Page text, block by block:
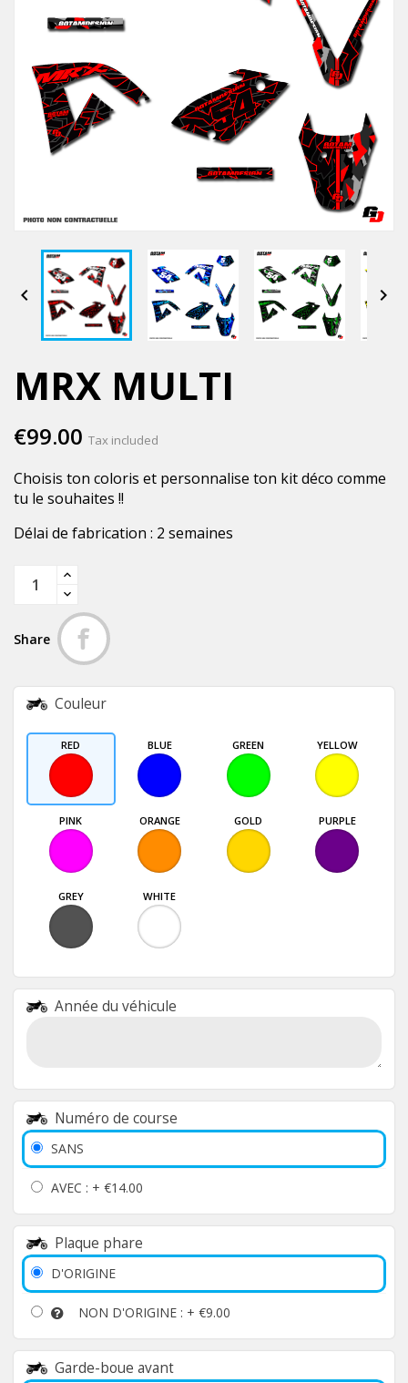
 
MRX MULTI
€99.00 Tax included
Choisis ton coloris et personnalise ton kit déco comme
tu le souhaites !!
Délai de fabrication : 2 semaines
Share
Couleur
RED BLUE GREEN YELLOW
PINK ORANGE GOLD PURPLE
GREY WHITE
Année du véhicule
Numéro de course
SANS
AVEC : + €14.00
Plaque phare
D'ORIGINE
NON D'ORIGINE : + €9.00
Garde-boue avant